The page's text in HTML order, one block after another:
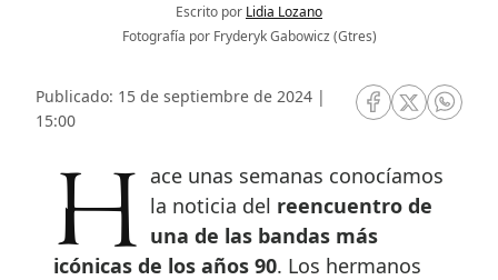
Escrito por Lidia Lozano
Fotografía por Fryderyk Gabowicz (Gtres)
Publicado: 15 de septiembre de 2024 |
15:00
RRSS Facebook
RRSSRRSS
Hace unas semanas conocíamos la noticia del reencuentro de
una de las bandas más
icónicas de los años 90. Los hermanos